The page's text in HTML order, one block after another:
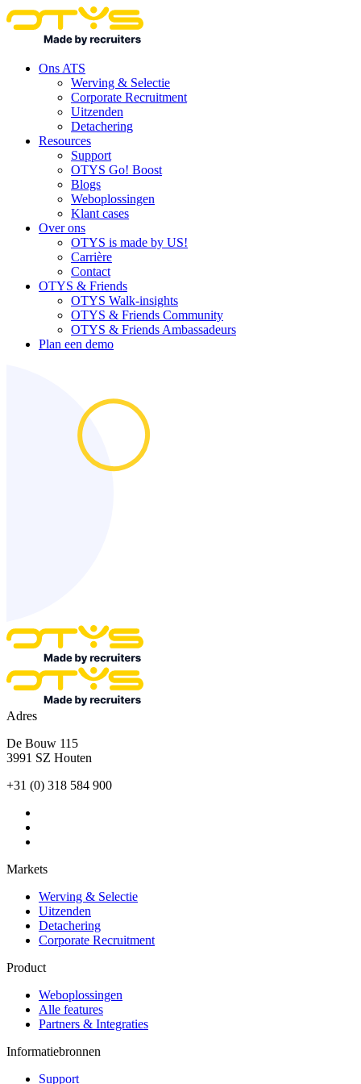
Ons ATS
Werving & Selectie
Corporate Recruitment
Uitzenden
Detachering
Resources
Support
OTYS Go! Boost
Blogs
Weboplossingen
Klant cases
Over ons
OTYS is made by US!
Carrière
Contact
OTYS & Friends
OTYS Walk-insights
OTYS & Friends Community
OTYS & Friends Ambassadeurs
Plan een demo
Adres
De Bouw 115
3991 SZ Houten
+31 (0) 318 584 900
Markets
Werving & Selectie
Uitzenden
Detachering
Corporate Recruitment
Product
Weboplossingen
Alle features
Partners & Integraties
Informatiebronnen
Support